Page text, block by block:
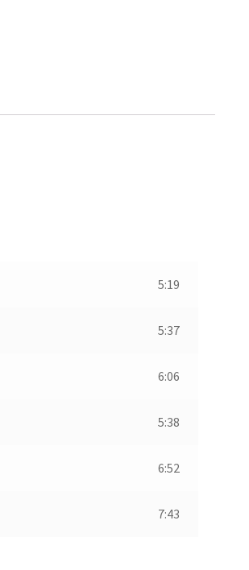
5:19
5:37
6:06
5:38
6:52
7:43